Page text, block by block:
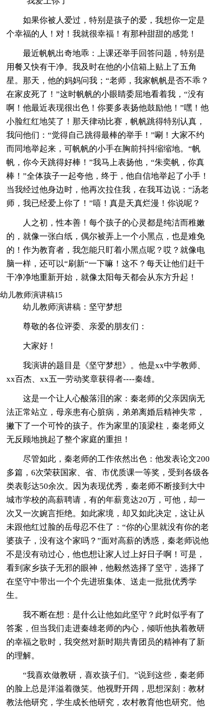
如果你被人爱过，特别是孩子的爱，我想你一定是
个幸福的人！对！我就很幸福！有那种甜甜的感觉！
最近帆帆出奇地乖：上课还举手回答问题，特别是
用餐又快有干净。我及时在他的小信箱上贴上了五角
星。那天，他的妈妈问我；“老师，我家帆帆是否不乖？
在家皮死了！”这时帆帆的小眼睛委屈地看着我，“没有
啊！他最近表现很出色！你要多表扬他鼓励他！”嘿！他
小脸红红地笑了！那天律动比赛，帆帆跳得特别认真，
我问他们：“觉得自己跳得最棒的举手！”唰！大家不约
而同地举起来，可帆帆的小手在胸前抖抖缩缩地。“帆
帆，你今天跳得好棒！”我马上表扬他，“朱奕帆，你真
棒！”全体孩子一起夸他，终于，他自信地举起了小手！
当我经过他身边时，他再次拉住我，在我耳边说：“汤老
师，我已经爱上你了！”嘻！真是天真烂漫！你说呢？
人之初，性本善！每个孩子的心灵都是纯洁而稚嫩
的，就像一张白纸，偶尔被弄上一个小黑点，也是难免
的！作为教育者，我怎能只盯着小黑点呢？哎？就像电
脑一样，还可以“刷新“一下嘛！这不？每天让他们赶干
干净净地重新开始，就像太阳每天都会从东方升起！
幼儿教师演讲稿15
幼儿教师演讲稿：坚守梦想
尊敬的各位评委、亲爱的朋友们：
大家好！
我演讲的题目是《坚守梦想》。他是xx中学教师、
xx百杰、xx五一劳动奖章获得者----秦雄。
这是一个让人心酸落泪的家：秦老师的父亲因病无
法正常站立，母亲患有心脏病，弟弟离婚后精神失常，
撇下了一个可怜的孩子。作为家里的顶梁柱，秦老师义
无反顾地挑起了整个家庭的重担！
尽管如此，秦老师的工作依然出色：他发表论文200
多篇，6次荣获国家、省、市优质课一等奖，受到各级各
类表彰达50余次。因为表现优秀，秦老师不断接到大中
城市学校的高薪聘请，有的年薪竟达20万，可他，却一
次又一次婉言拒绝。如此家境，却又如此决定，这让从
未跟他红过脸的岳母忍不住了：“你的心里就没有你的老
婆孩子，没有这个家吗？”面对高薪的诱惑，秦老师说他
不是没有动过心，他也想让家人过上好日子啊！可是，
看到家乡孩子无邪的眼神，他毅然选择了坚守，选择了
在坚守中带出一个个先进班集体、送走一批批优秀学
生。
我不断在想：是什么让他如此坚守？此时似乎有了
答案，但当我们走进秦雄老师的内心，倾听他执着教研
的幸福之歌时，我突然对新时期共青团员的精神有了新
的理解。
“我喜欢做教研，喜欢孩子们。”说到这些，秦老师
的脸上总是洋溢着微笑。他视野开阔，思想深刻：教材
教法他研究，学生成长他研究，农村教育他也研究。他